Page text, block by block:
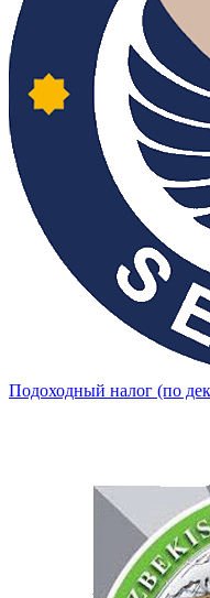
Подоходный налог (по